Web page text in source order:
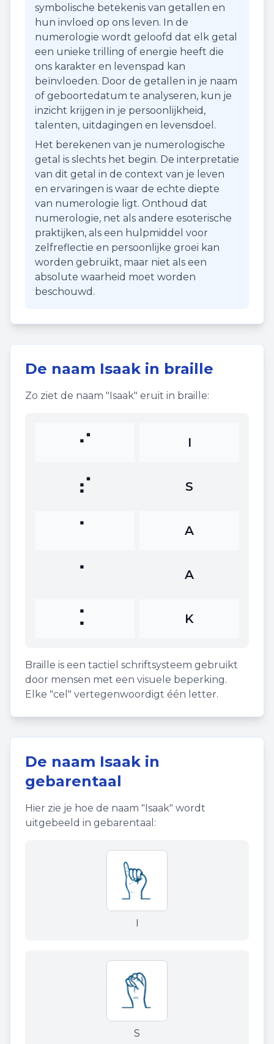
symbolische betekenis van getallen en
hun invloed op ons leven. In de
numerologie wordt geloofd dat elk getal
een unieke trilling of energie heeft die
ons karakter en levenspad kan
beïnvloeden. Door de getallen in je naam
of geboortedatum te analyseren, kun je
inzicht krijgen in je persoonlijkheid,
talenten, uitdagingen en levensdoel.
Het berekenen van je numerologische
getal is slechts het begin. De interpretatie
van dit getal in de context van je leven
en ervaringen is waar de echte diepte
van numerologie ligt. Onthoud dat
numerologie, net als andere esoterische
praktijken, als een hulpmiddel voor
zelfreflectie en persoonlijke groei kan
worden gebruikt, maar niet als een
absolute waarheid moet worden
beschouwd.
De naam Isaak in braille
Zo ziet de naam "Isaak" eruit in braille:
⠊ I
⠎ S
⠁ A
⠁ A
⠅ K
Braille is een tactiel schriftsysteem gebruikt
door mensen met een visuele beperking.
Elke "cel" vertegenwoordigt één letter.
De naam Isaak in
gebarentaal
Hier zie je hoe de naam "Isaak" wordt
uitgebeeld in gebarentaal:
I
S